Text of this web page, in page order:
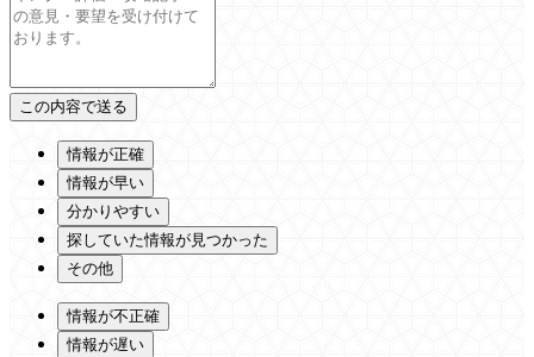
情報が正確
情報が早い
分かりやすい
探していた情報が見つかった
その他
情報が不正確
情報が遅い